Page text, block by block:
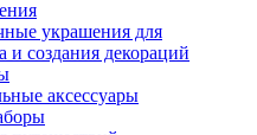
украшения для
и создания декораций
аксессуары